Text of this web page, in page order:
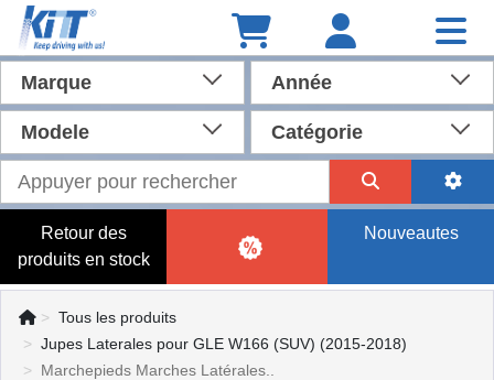
Marque Année
Modele Catégorie
Retour des
produits en stock
Nouveautes
Tous les produits
Jupes Laterales pour GLE W166 (SUV) (2015-2018)
Marchepieds Marches Latérales..